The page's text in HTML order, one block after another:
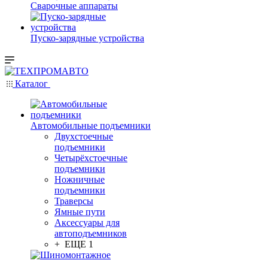
Сварочные аппараты
Пуско-зарядные устройства
Каталог
Автомобильные подъемники
Двухстоечные
подъемники
Четырёхстоечные
подъемники
Ножничные
подъемники
Траверсы
Ямные пути
Аксессуары для
автоподъемников
+ ЕЩЕ 1